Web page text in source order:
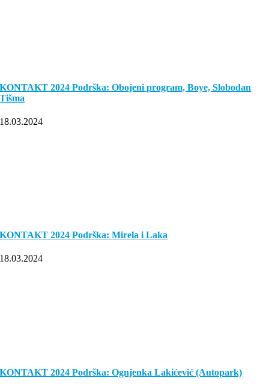
KONTAKT 2024 Podrška: Obojeni program, Boye, Slobodan
Tišma
18.03.2024
KONTAKT 2024 Podrška: Mirela i Laka
18.03.2024
KONTAKT 2024 Podrška: Ognjenka Lakićević (Autopark)